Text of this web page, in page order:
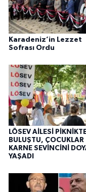
Karadeniz’in Lezzet
Sofrası Ordu
LÖSEV AİLESİ
BULUŞTU, ÇOCUKLAR
KARNE SEVİNCİNİ
YAŞADI